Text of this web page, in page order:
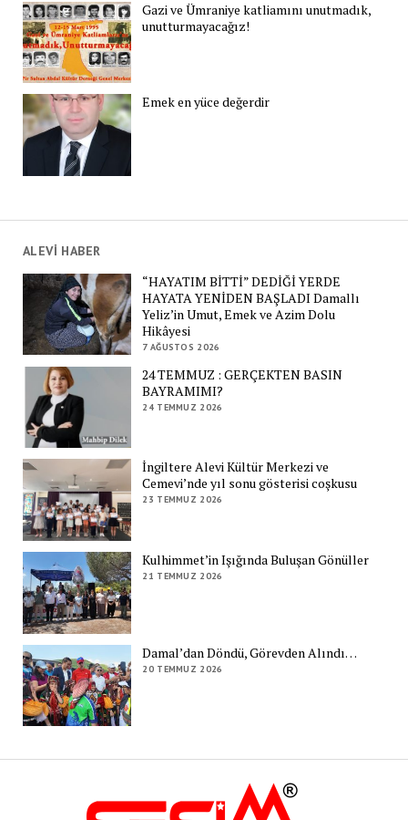
Gazi ve Ümraniye katliamını unutmadık,
unutturmayacağız!
Emek en yüce değerdir
ALEVİ HABER
“HAYATIM BİTTİ” DEDİĞİ YERDE
HAYATA YENİDEN BAŞLADI Damallı
Yeliz’in Umut, Emek ve Azim Dolu
Hikâyesi
7 AĞUSTOS 2026
24 TEMMUZ : GERÇEKTEN BASIN
BAYRAMIMI?
24 TEMMUZ 2026
İngiltere Alevi Kültür Merkezi ve
Cemevi’nde yıl sonu gösterisi coşkusu
23 TEMMUZ 2026
Kulhimmet’in Işığında Buluşan Gönüller
21 TEMMUZ 2026
Damal’dan Döndü, Görevden Alındı…
20 TEMMUZ 2026